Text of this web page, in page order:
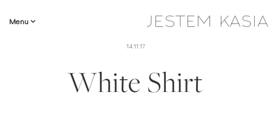
Menu
14.11.17
White Shirt